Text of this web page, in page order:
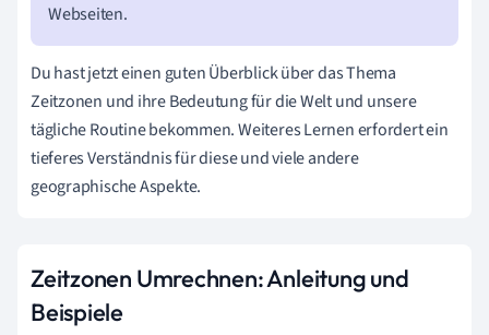
Webseiten.
Du hast jetzt einen guten Überblick über das Thema
Zeitzonen und ihre Bedeutung für die Welt und unsere
tägliche Routine bekommen. Weiteres Lernen erfordert ein
tieferes Verständnis für diese und viele andere
geographische Aspekte.
Zeitzonen Umrechnen: Anleitung und
Beispiele